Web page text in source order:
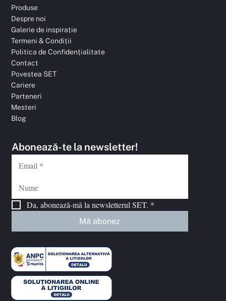
Produse
Despre noi
Galerie de inspirație
Termeni & Condiții
Politica de Confidențialitate
Contact
Povestea SET
Cariere
Parteneri
Mesteri
Blog
Abonează-te la newsletter!
Da, abonează-mă la newsletterul SET. *
Mă abonez